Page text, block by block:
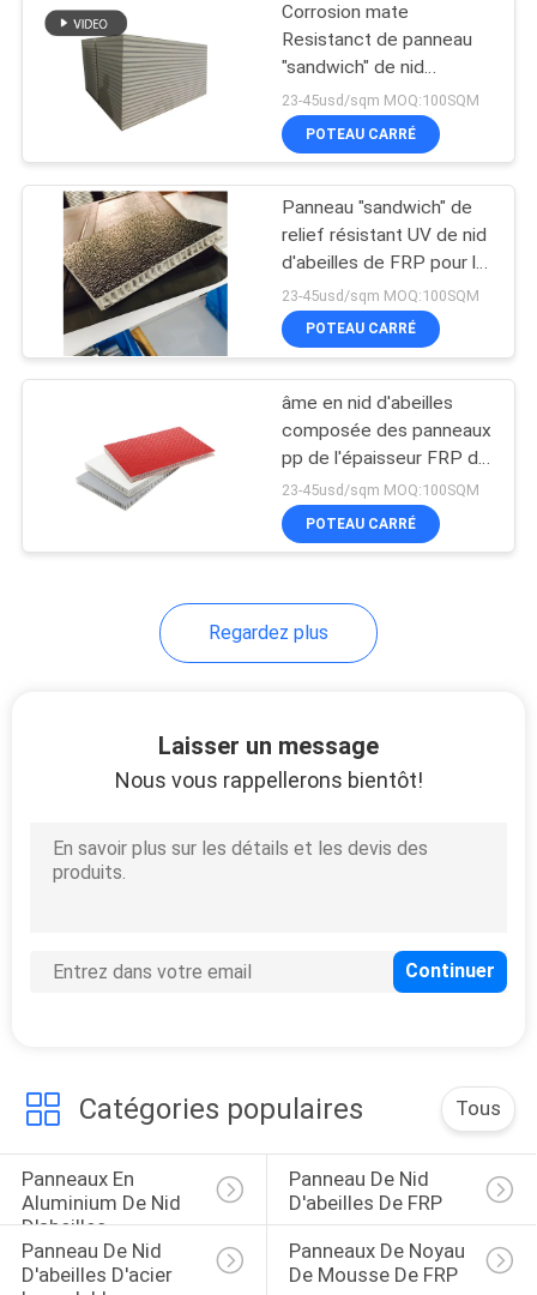
Panneau composé
de HPL
Panneaux de nid
d'abeilles de
porcelaine
10
Panneau en pierre
de nid d'abeilles
Panneaux de
Corps composé de
camion
Corrosion mate
Resistanct de panneau
"sandwich" de nid
d'abeilles de fibre de
verre de XPS FRP pour
le dispositif
23-45usd/sqm MOQ:100SQM
POTEAU CARRÉ
Panneau "sandwich" de
relief résistant UV de nid
d'abeilles de FRP pour le
plancher de camion de
couverture de Tonneau
23-45usd/sqm MOQ:100SQM
POTEAU CARRÉ
âme en nid d'abeilles
composée des panneaux
pp de l'épaisseur FRP de
6mm pour la plate-forme
de travail aérien
23-45usd/sqm MOQ:100SQM
POTEAU CARRÉ
Regardez plus
Laisser un message
Nous vous rappellerons bientôt!
Catégories populaires Tous
Panneaux En
Aluminium De Nid
D'abeilles
Panneau De Nid
D'abeilles De FRP
Panneau De Nid
D'abeilles D'acier
Panneaux De Noyau
De Mousse De FRP